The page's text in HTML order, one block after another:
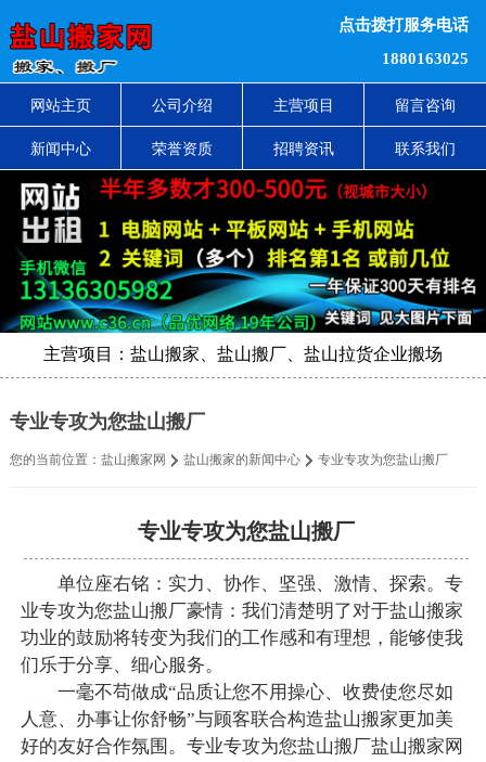
点击拨打服务电话
1880163025
网站主页 公司介绍 主营项目 留言咨询
新闻中心 荣誉资质 招聘资讯 联系我们
主营项目：盐山搬家、盐山搬厂、盐山拉货企业搬场
专业专攻为您盐山搬厂
您的当前位置： 盐山搬家网 盐山搬家的新闻中心 专业专攻为您盐山搬厂
专业专攻为您盐山搬厂
单位座右铭：实力、协作、坚强、激情、探索。专
业专攻为您盐山搬厂豪情：我们清楚明了对于盐山搬家
功业的鼓励将转变为我们的工作感和有理想，能够使我
们乐于分享、细心服务。
一毫不苟做成“品质让您不用操心、收费使您尽如
人意、办事让你舒畅”与顾客联合构造盐山搬家更加美
好的友好合作氛围。专业专攻为您盐山搬厂盐山搬家网